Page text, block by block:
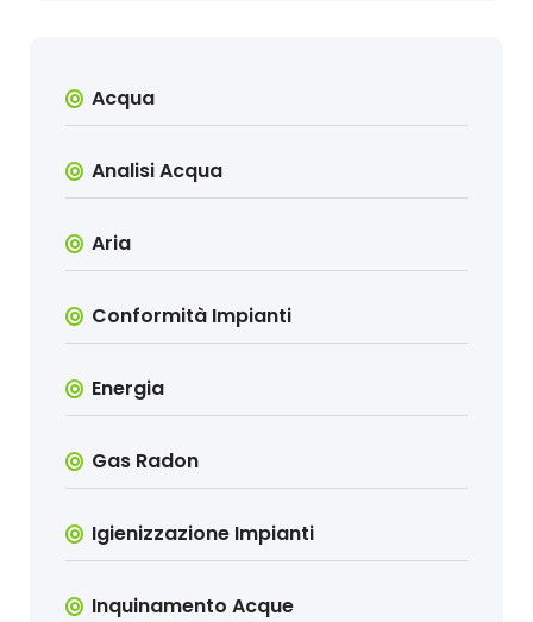
Acqua
Analisi Acqua
Aria
Conformità Impianti
Energia
Gas Radon
Igienizzazione Impianti
Inquinamento Acque